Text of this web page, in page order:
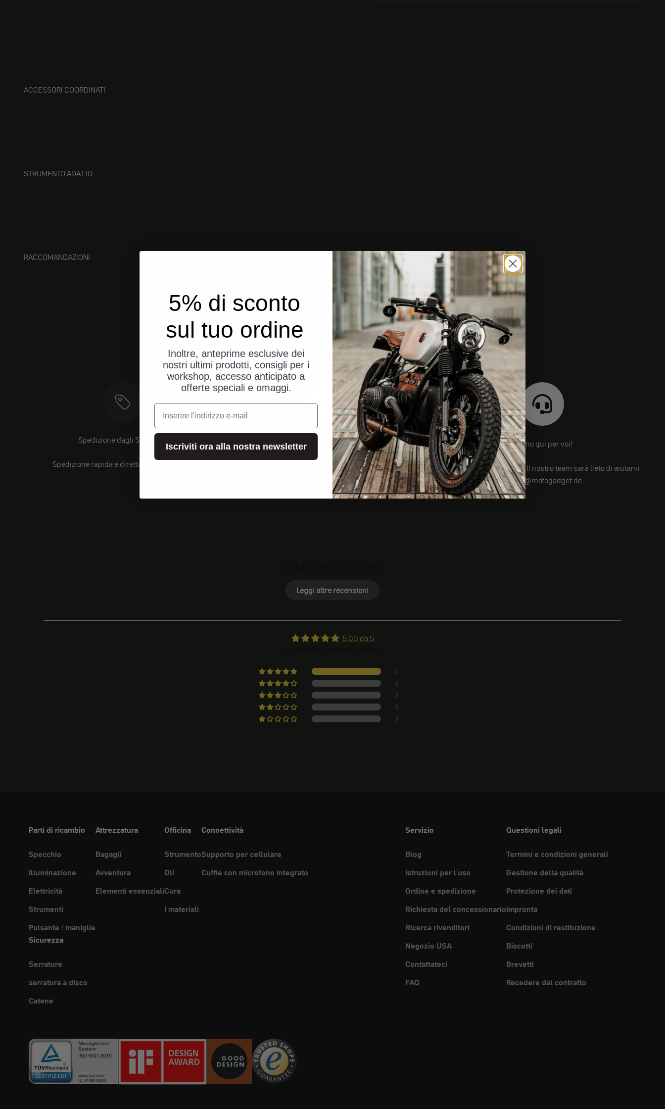
ACCESSORI COORDINATI
STRUMENTO ADATTO
RACCOMANDAZIONI
Spedizione dagli Stati Uniti
Spedizione rapida e diretta al tuo indirizzo.
14 giorni di prova senza rischi
Non siete soddisfatti? Nessun problema! Se non siete
soddisfatti, potete restituirci il vostro ordine.
Siamo qui per voi!
Avete ancora domande? Il nostro team sarà lieto di aiutarvi
su info@motogadget.de.
Leggi altre recensioni
5.00 da 5
3
0
0
0
0
Parti di ricambio
Specchio
Illuminazione
Elettricità
Strumenti
Pulsante / maniglie
Attrezzatura
Bagagli
Avventura
Elementi essenziali
Officina
Strumento
Oli
Cura
I materiali
Connettività
Supporto per cellulare
Cuffie con microfono integrato
Sicurezza
Serrature
serratura a disco
Catene
Servizio
Blog
Istruzioni per l'uso
Ordine e spedizione
Richiesta del concessionario
Ricerca rivenditori
Negozio USA
Contattateci
FAQ
Questioni legali
Termini e condizioni generali
Gestione della qualità
Protezione dei dati
Impronta
Condizioni di restituzione
Biscotti
Brevetti
Recedere dal contratto
5% di sconto
sul tuo ordine
Inoltre, anteprime esclusive dei
nostri ultimi prodotti, consigli per i
workshop, accesso anticipato a
offerte speciali e omaggi.
e-mail
Iscriviti ora alla nostra newsletter